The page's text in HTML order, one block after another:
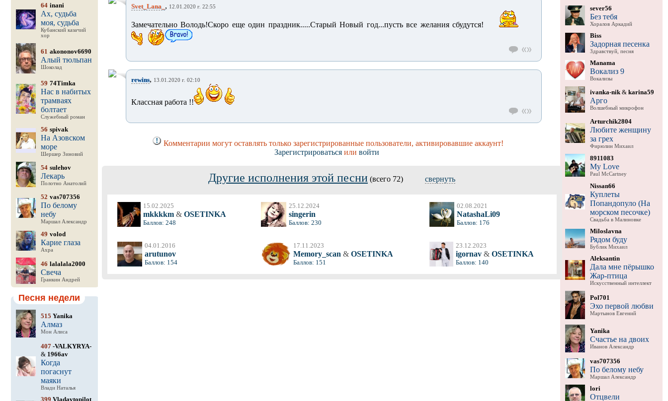
64 inani
Ах, судьба
моя, судьба
Кубанский казачий
хор
61 akononov6690
Алый тюльпан
Шоколад
59 74Timka
Нас в набитых
трамваях
болтает
Служебный роман
56 spivak
На Азовском
море
Шершер Зиновий
54 sulehov
Лекарь
Полотно Анатолий
52 vas707356
По белому
небу
Маршал Александр
49 volod
Карие глаза
Ахра
46 lalalala2000
Свеча
Гранкин Андрей
Песня недели
515 Yanika
Алмаз
Мон Алиса
407-VALKYRYA-
& 1966av
Когда
погаснут
маяки
Влади Наталья
399 Vladavtopilot
Svet_Lana_ , 12.01.2020 г. 22:55
Замечательно Володь!Скоро еще один праздник.....Старый Новый год...пусть все желания сбудутся!
rewins, 13.01.2020 г. 02:10
Классная работа !!
Комментарии могут оставлять только зарегистрированные пользователи, активировавшие аккаунт!
Зарегистрироваться или войти
Другие исполнения этой песни (всего 72) свернуть
15.02.2025
mkkkkm & OSETINKA
Баллов: 248
25.12.2024
singerin
Баллов: 230
02.08.2021
NatashaLi09
Баллов: 176
04.01.2016
arutunov
Баллов: 154
17.11.2023
Memory_scan &OSETINKA
Баллов: 151
23.12.2023
igornav & OSETINKA
Баллов: 140
sever56
Без тебя
Хоралов Аркадий
Biss
Задорная песенка
Здравствуй, песня
Manama
Вокализ 9
Вокализы
ivanka-nik& karina59
Арго
Волшебный микрофон
Arturchik2804
Любите женщину
за грех
Фирюлин Михаил
8911083
My Love
Paul McCartney
Nissan66
Куплеты
Попандопуло (На
морском песочке)
Свадьба в Малиновке
Miloslavna
Рядом буду
Бублик Михаил
Aleksantin
Дала мне пёрышко
Жар-птица
Искусственный интеллект
Pol701
Эхо первой любви
Мартынов Евгений
Yanika
Счастье на двоих
Иванов Александр
vas707356
По белому небу
Маршал Александр
lori
Отцвели